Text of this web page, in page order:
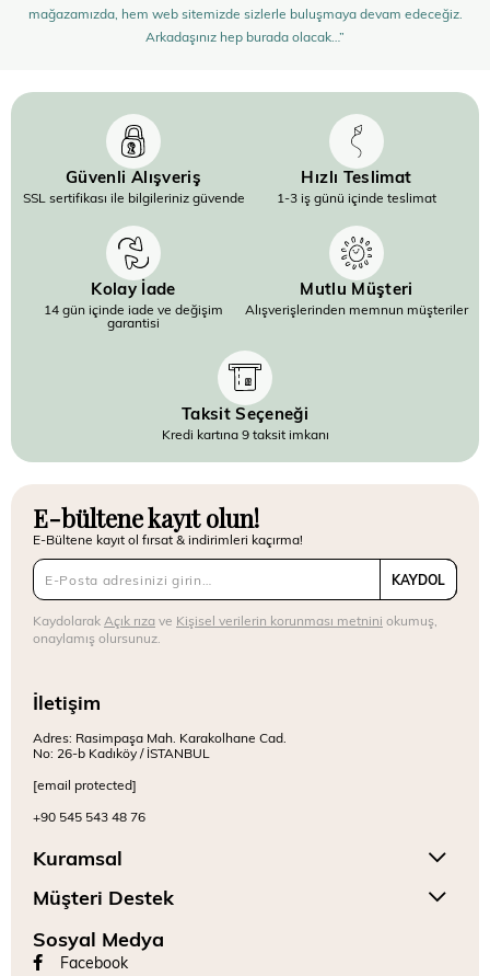
mağazamızda, hem web sitemizde sizlerle buluşmaya devam edeceğiz.
Arkadaşınız hep burada olacak…”
Güvenli Alışveriş
SSL sertifikası ile bilgileriniz güvende
Hızlı Teslimat
1-3 iş günü içinde teslimat
Kolay İade
14 gün içinde iade ve değişim
garantisi
Mutlu Müşteri
Alışverişlerinden memnun müşteriler
Taksit Seçeneği
Kredi kartına 9 taksit imkanı
E-bültene kayıt olun!
E-Bültene kayıt ol fırsat & indirimleri kaçırma!
KAYDOL
Kaydolarak Açık rızave Kişisel verilerin korunması metnini okumuş,
onaylamış olursunuz.
İletişim
Adres: Rasimpaşa Mah. Karakolhane Cad.
No: 26-b Kadıköy / İSTANBUL
[email protected]
+90 545 543 48 76
Kuramsal
Müşteri Destek
Sosyal Medya
Facebook